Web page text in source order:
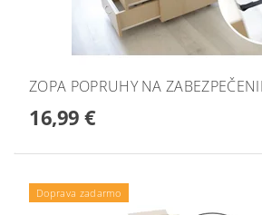
ZOPA POPRUHY NA
16,99 €
Doprava zadarmo